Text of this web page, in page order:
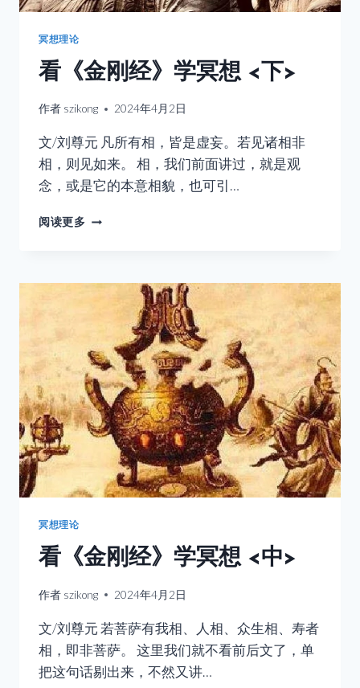
冥想理论
看《金刚经》学冥想 <下>
作者 szikong 2024年4月2日
文/刘尊元 凡所有相，皆是虚妄。若见诸相非
相，则见如来。 相，我们前面讲过，就是观
念，或是它的本意相貌，也可引…
阅读更多
学
下
>
冥想理论
看《金刚经》学冥想 <中>
作者 szikong 2024年4月2日
文/刘尊元 若菩萨有我相、人相、众生相、寿者
相，即非菩萨。 这里我们就不看前后文了，单
把这句话剔出来，不然又讲…